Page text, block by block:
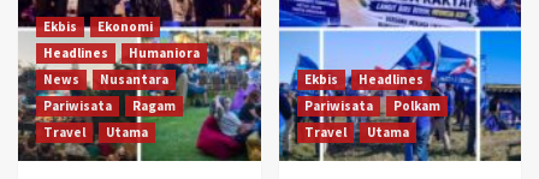
Ekbis
Ekonomi
Headlines
Humaniora
News
Nusantara
Pariwisata
Ragam
Travel
Utama
Ekbis
Headlines
Pariwisata
Polkam
Travel
Utama